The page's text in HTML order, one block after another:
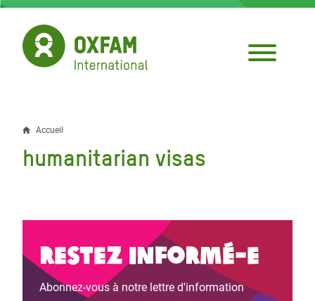
Aller
contenu
principal
Fil
d'Ariane
Accueil
humanitarian visas
Restez informé-e
Abonnez-vous à notre lettre d'information